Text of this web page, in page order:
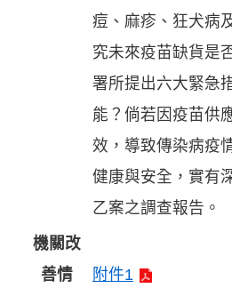
痘、麻疹、狂犬病
究未來疫苗缺貨是
署所提出六大緊急
能？倘若因疫苗供
效，導致傳染病疫
健康與安全，實有
乙案之調查報告。
機關改
善情
附件1